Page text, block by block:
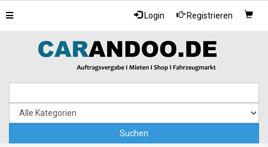
Login Registrieren
Toggle
navigation